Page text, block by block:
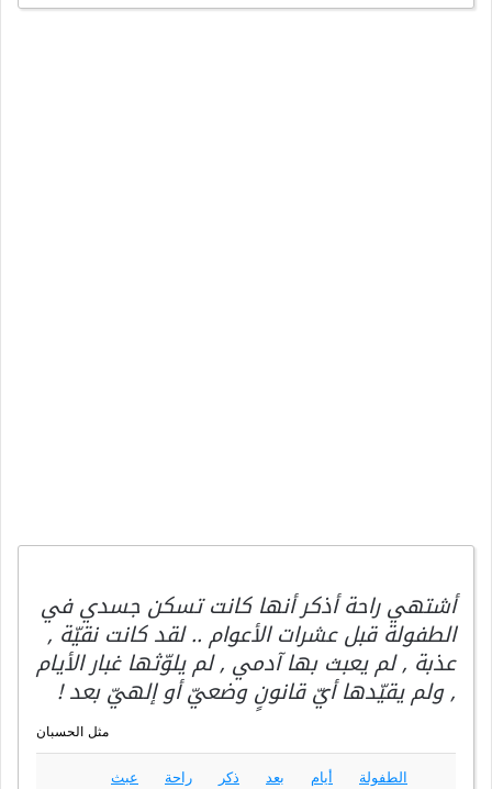
أشتهي راحة أذكر أنها كانت تسكن جسدي في
الطفولة قبل عشرات الأعوام .. لقد كانت نقيّة ,
عذبة , لم يعبث بها آدمي , لم يلوّثها غبار الأيام
, ولم يقيّدها أيّ قانونٍ وضعيّ أو إلهيّ بعد !
مثل الحسبان
الطفولة أيام بعد ذكر راحة عبث